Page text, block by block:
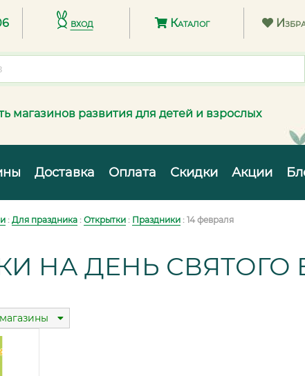
вход Каталог
магазинов развития для детей и взрослых
Доставка Оплата Скидки Акции
: Для праздника : Открытки : Праздники : 14 февраля
НА ДЕНЬ СВЯТОГО